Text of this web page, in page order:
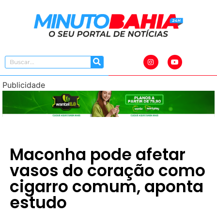
Publicidade
Maconha pode afetar
vasos do coração como
cigarro comum, aponta
estudo